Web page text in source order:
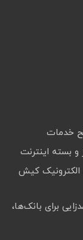
بسته اینترنت
الکترونیک کیش
برای بانک‌ها،